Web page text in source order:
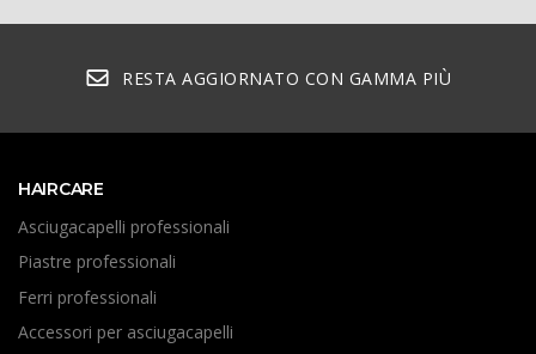
RESTA AGGIORNATO CON GAMMA PIÙ
HAIRCARE
Asciugacapelli professionali
Piastre professionali
Ferri professionali
Accessori per asciugacapelli